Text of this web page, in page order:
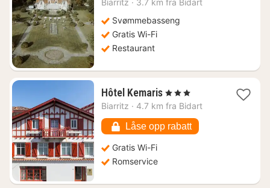
Biarritz · 3.7 km fra Bidart
Svømmebasseng
Gratis Wi-Fi
Restaurant
Hôtel Kemaris1
natt
3222
kr.
, 3 Stjerner
Biarritz · 4.7 km fra Bidart
Låse opp rabatt
Gratis Wi-Fi
Romservice